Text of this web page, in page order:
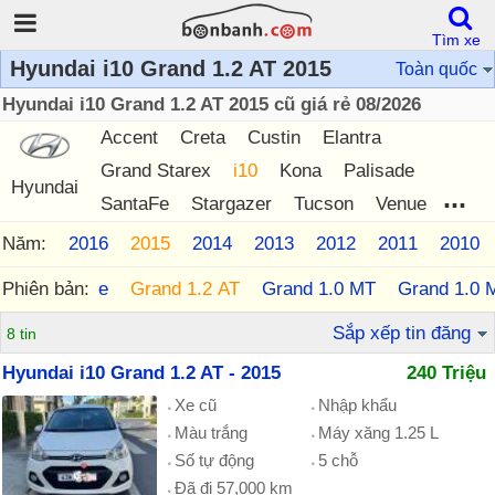
Hyundai i10 Grand 1.2 AT 2015 Toàn quốc
Hyundai i10 Grand 1.2 AT 2015 cũ giá rẻ 08/2026
Hyundai
Accent Creta Custin
Elantra
Grand Starex
i10 Kona
Palisade
SantaFe
Stargazer Tucson Venue ...
Năm:
2017 2016 2015 2014 2013 2012 2011 2010
Phiên bản:
MT Base Grand 1.2 AT Grand 1.0 MT Grand 1.0
8 tin
Sắp xếp tin đăng
Hyundai i10 Grand 1.2 AT - 2015
240 Triệu
Xe cũ
Nhập khẩu
Màu trắng
Máy xăng 1.25 L
Số tự động
5 chỗ
Đã đi 57,000 km
Tìm xe